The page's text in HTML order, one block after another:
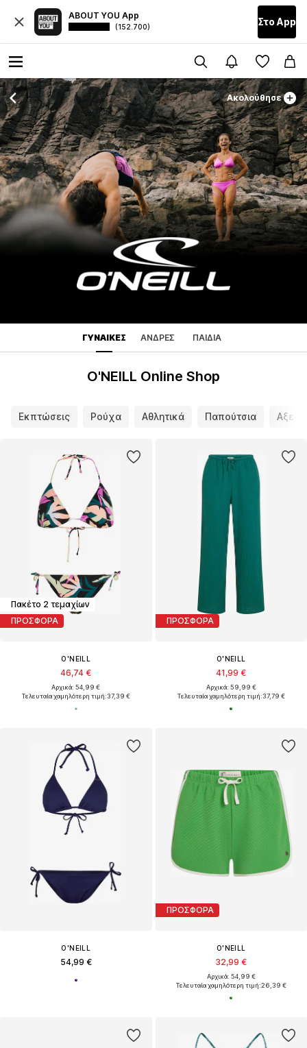
ABOUT YOU App
(152.700) Στο Αpp
Ακολούθησε
ΓΥΝΑΊΚΕΣ ΆΝΔΡΕΣ ΠΑΙΔΙΆ
O'NEILL Online Shop
Εκπτώσεις Ρούχα Αθλητικά Παπούτσια
Πακέτο 2 τεμαχίων
ΠΡΟΣΦΟΡΑ
O'NEILL
46,74 €
Αρχικά: 54,99 €
Τελευταία χαμηλότερη τιμή:37,39 €
ΠΡΟΣΦΟΡΑ
O'NEILL
41,99 €
Αρχικά: 59,99 €
Τελευταία χαμηλότερη τιμή:37,79 €
O'NEILL
54,99 €
ΠΡΟΣΦΟΡΑ
O'NEILL
32,99 €
Αρχικά: 54,99 €
Τελευταία χαμηλότερη τιμή:26,39 €